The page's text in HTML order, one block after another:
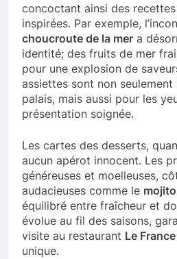
concoctant ainsi des
inspirées. Par exemple,
choucroute de la mer a
identité; des fruits de mer
pour une explosion de
assiettes sont non
palais, mais aussi pour les
présentation soignée.
Les cartes des desserts,
aucun apérot innocent. Les
généreuses et moelleuses,
audacieuses comme le
équilibré entre fraîcheur et
évolue au fil des saisons,
visite au restaurant Le France
unique.